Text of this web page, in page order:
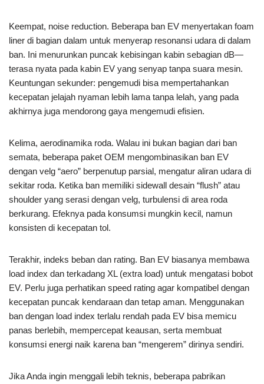
Keempat, noise reduction. Beberapa ban EV menyertakan foam
liner di bagian dalam untuk menyerap resonansi udara di dalam
ban. Ini menurunkan puncak kebisingan kabin sebagian dB—
terasa nyata pada kabin EV yang senyap tanpa suara mesin.
Keuntungan sekunder: pengemudi bisa mempertahankan
kecepatan jelajah nyaman lebih lama tanpa lelah, yang pada
akhirnya juga mendorong gaya mengemudi efisien.
Kelima, aerodinamika roda. Walau ini bukan bagian dari ban
semata, beberapa paket OEM mengombinasikan ban EV
dengan velg “aero” berpenutup parsial, mengatur aliran udara di
sekitar roda. Ketika ban memiliki sidewall desain “flush” atau
shoulder yang serasi dengan velg, turbulensi di area roda
berkurang. Efeknya pada konsumsi mungkin kecil, namun
konsisten di kecepatan tol.
Terakhir, indeks beban dan rating. Ban EV biasanya membawa
load index dan terkadang XL (extra load) untuk mengatasi bobot
EV. Perlu juga perhatikan speed rating agar kompatibel dengan
kecepatan puncak kendaraan dan tetap aman. Menggunakan
ban dengan load index terlalu rendah pada EV bisa memicu
panas berlebih, mempercepat keausan, serta membuat
konsumsi energi naik karena ban “mengerem” dirinya sendiri.
Jika Anda ingin menggali lebih teknis, beberapa pabrikan